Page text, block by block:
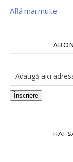
Află mai multe
Înscriere
HAI